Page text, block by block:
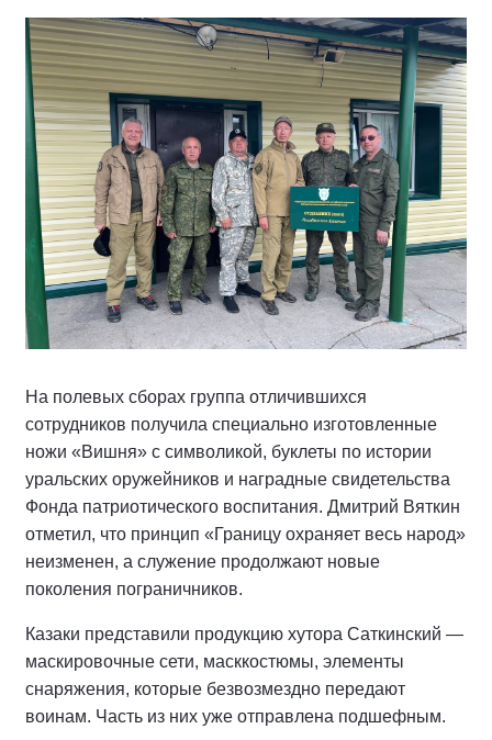
На полевых сборах группа отличившихся
сотрудников получила специально изготовленные
ножи «Вишня» с символикой, буклеты по истории
уральских оружейников и наградные свидетельства
Фонда патриотического воспитания. Дмитрий Вяткин
отметил, что принцип «Границу охраняет весь народ»
неизменен, а служение продолжают новые
поколения пограничников.
Казаки представили продукцию хутора Саткинский —
маскировочные сети, масккостюмы, элементы
снаряжения, которые безвозмездно передают
воинам. Часть из них уже отправлена подшефным.